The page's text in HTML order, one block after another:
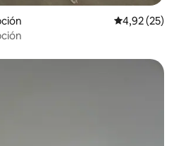
Gemiddelde
4,92 (25)